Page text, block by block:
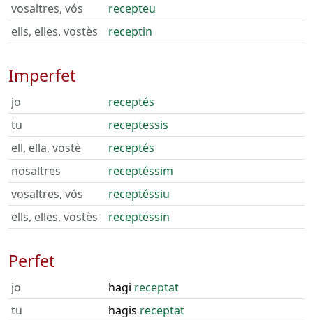
vosaltres, vós
recepteu
ells, elles, vostès
receptin
Imperfet
jo
receptés
tu
receptessis
ell, ella, vostè
receptés
nosaltres
receptéssim
vosaltres, vós
receptéssiu
ells, elles, vostès
receptessin
Perfet
jo hagi receptat
tu
hagis receptat